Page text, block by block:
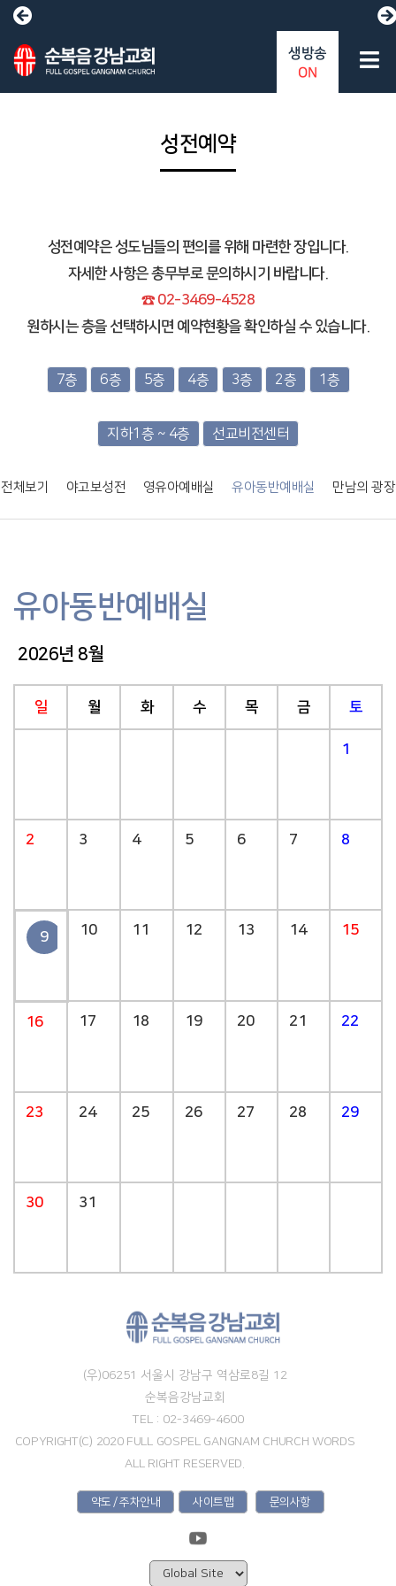
성전예약
성전예약은 성도님들의 편의를 위해 마련한 장입니다.
자세한 사항은 총무부로 문의하시기 바랍니다.
☎ 02-3469-4528
원하시는 층을 선택하시면 예약현황을 확인하실 수 있습니다.
7층 6층 5층 4층 3층 2층 1층
지하1층 ~ 4층 선교비전센터
전체보기 야고보성전 영유아예배실 유아동반예배실 만남의 광장
유아동반예배실
2026년 8월
일 월 화 수 목 금 토
1
2 3 4 5 6 7 8
9 10 11 12 13 14 15
16 17 18 19 20 21 22
23 24 25 26 27 28 29
30 31
(우)06251 서울시 강남구 역삼로8길 12
순복음강남교회
TEL : 02-3469-4600
COPYRIGHT(C) 2020 FULL GOSPEL GANGNAM CHURCH WORDS
ALL RIGHT RESERVED.
약도 / 주차안내 사이트맵 문의사항
생방송
ON